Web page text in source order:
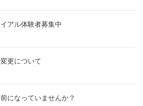
アル体験者募集中
更について
になっていませんか？